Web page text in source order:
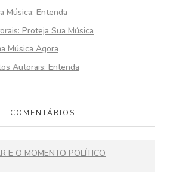
Música: Entenda
Proteja Sua Música
Música Agora
Autorais: Entenda
COMENTÁRIOS
E O MOMENTO POLÍTICO